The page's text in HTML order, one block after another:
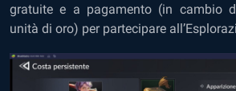
gratuite e a pagamento (in cambio
unità di oro) per partecipare